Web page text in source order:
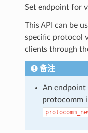
Set endpoint for
This API can be
specific protocol
clients through
备注
An endpoint
protocomm